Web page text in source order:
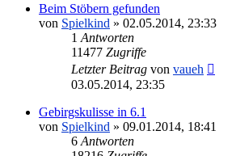
Beim Stöbern gefunden
von Spielkind » 02.05.2014, 23:33
1 Antworten
11477 Zugriffe
Letzter Beitrag von vaueh
03.05.2014, 23:35
Gebirgskulisse in 6.1
von Spielkind » 09.01.2014, 18:41
6 Antworten